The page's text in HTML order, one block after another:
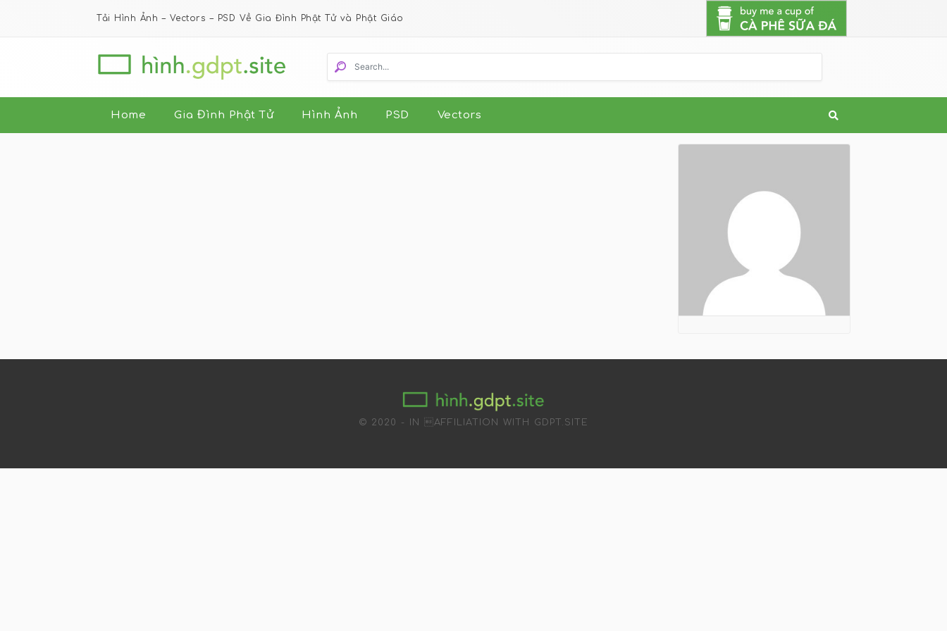
Tải Hình Ảnh – Vectors – PSD Về Gia Đình Phật Tử và Phật Giáo
Home Gia Đình Phật Tử Hình Ảnh PSD Vectors
© 2020 - IN AFFILIATION WITH GDPT.SITE